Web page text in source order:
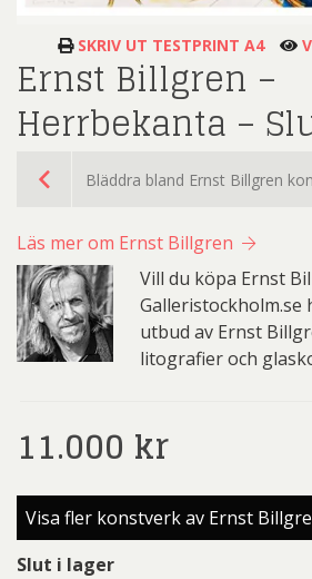
SKRIV UT TESTPRINT A4
Ernst Billgren –
Herrbekanta –
Bläddra bland Ernst Billgren
Läs mer om Ernst Billgren
Vill du köpa Ernst
utbud av Ernst
litografier och
11.000 kr
Visa fler konstverk av Ernst
Slut i lager